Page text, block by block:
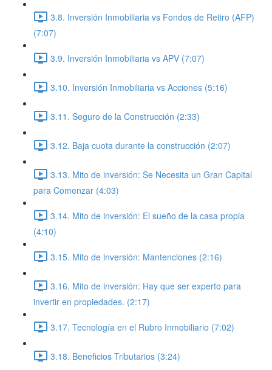
3.8. Inversión Inmobiliaria vs Fondos de Retiro (AFP)
(7:07)
3.9. Inversión Inmobiliaria vs APV (7:07)
3.10. Inversión Inmobiliaria vs Acciones (5:16)
3.11. Seguro de la Construcción (2:33)
3.12. Baja cuota durante la construcción (2:07)
3.13. Mito de inversión: Se Necesita un Gran Capital
para Comenzar (4:03)
3.14. Mito de inversión: El sueño de la casa propia
(4:10)
3.15. Mito de inversión: Mantenciones (2:16)
3.16. Mito de inversión: Hay que ser experto para
invertir en propiedades. (2:17)
3.17. Tecnología en el Rubro Inmobiliario (7:02)
3.18. Beneficios Tributarios (3:24)